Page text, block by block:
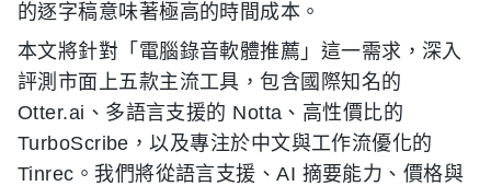
的逐字稿意味著極高的時間成本。
本文將針對「電腦錄音軟體推薦」這一需求，深入
評測市面上五款主流工具，包含國際知名的
Otter.ai、多語言支援的 Notta、高性價比的
TurboScribe，以及專注於中文與工作流優化的
Tinrec。我們將從語言支援、AI 摘要能力、價格與